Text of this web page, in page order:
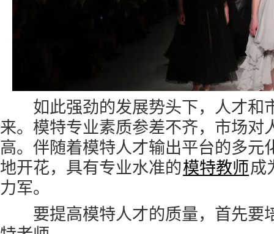
如此强劲的发展势头下，人才和
来。模特专业素质参差不齐，市场对
高。伴随着模特人才输出平台的多元
地开花，具有专业水准的模特教师成
力军。
要提高模特人才的质量，首先要